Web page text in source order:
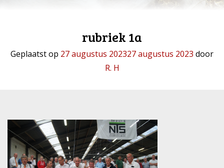
rubriek 1a
Geplaatst op 27 augustus 202327 augustus 2023 door
R. H